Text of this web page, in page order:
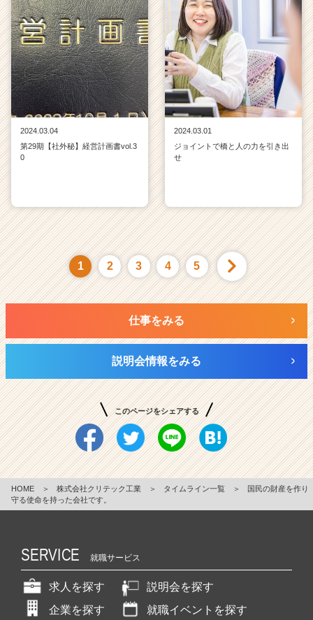
2024.03.04
第29期【社外秘】経営計画書vol.3
0
2024.03.01
ジョイントで橋と人の力を引き出
せ
1 2 3 4 5
仕事をみる
説明会情報をみる
このページをシェアする
HOME ＞ 株式会社クリテック工業 ＞ タイムライン一覧 ＞
国民の財産を作り
守る使命を持った会社です。
SERVICE 就職サービス
求人を探す
説明会を探す
企業を探す
就職イベントを探す